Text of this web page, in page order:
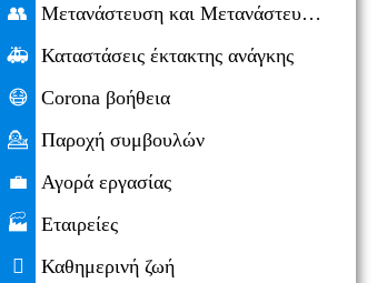
👥
Μετανάστευση και Μετανάστευσης
🚑 Καταστάσεις έκτακτης ανάγκης
😷 Corona βοήθεια
💁 Παροχή συμβουλών
💼
Αγορά εργασίας
🏭 Εταιρείες

Καθημερινή ζωή